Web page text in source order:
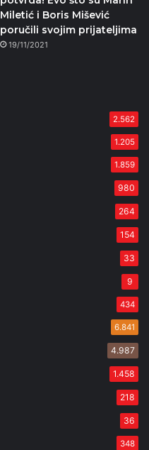
Miletić i Boris Mišević
poručili svojim prijateljima
19/11/2021
2.562
1.205
1.859
980
264
154
33
9
434
6.841
4.987
1.458
218
36
348